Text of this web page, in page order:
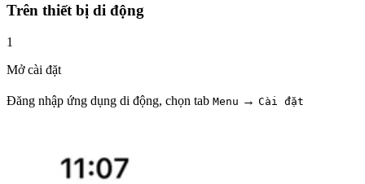
Trên thiết bị di động
1
Mở cài đặt
Đăng nhập ứng dụng di động, chọn tab Menu → Cài đặt